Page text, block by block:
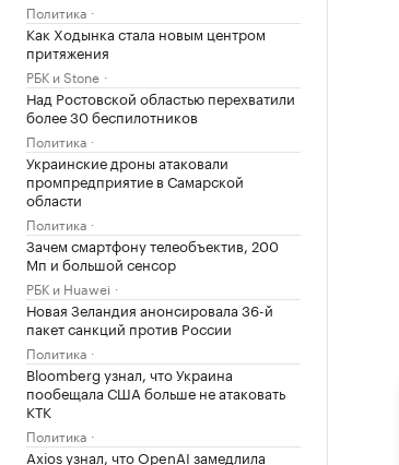
Политика
Как Ходынка стала новым центром
притяжения
РБК и Stone
Над Ростовской областью перехватили
более 30 беспилотников
Политика
Украинские дроны атаковали
промпредприятие в Самарской
области
Политика
Зачем смартфону телеобъектив, 200
Мп и большой сенсор
РБК и Huawei
Новая Зеландия анонсировала 36-й
пакет санкций против России
Политика
Bloomberg узнал, что Украина
пообещала США больше не атаковать
КТК
Политика
Axios узнал, что OpenAI замедлила